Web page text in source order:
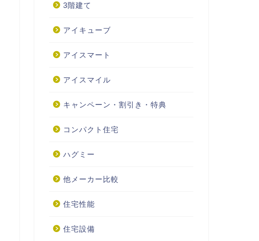
3階建て
アイキューブ
アイスマート
アイスマイル
キャンペーン・割引き・特典
コンパクト住宅
ハグミー
他メーカー比較
住宅性能
住宅設備